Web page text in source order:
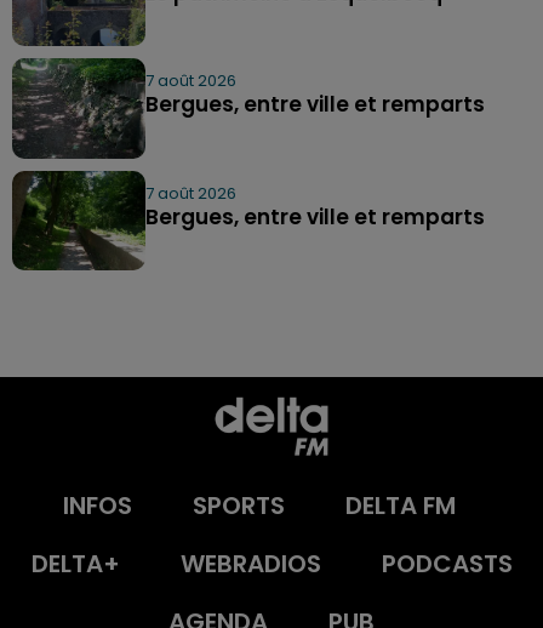
7 août 2026
Bergues, entre ville et remparts
7 août 2026
Bergues, entre ville et remparts
INFOS SPORTS
DELTA FM
DELTA+
WEBRADIOS
PODCASTS